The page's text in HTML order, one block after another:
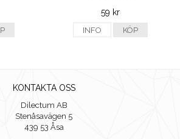
59 kr
INFO KÖP
KONTAKTA OSS
Dilectum AB
Stenåsavägen 5
439 53 Åsa